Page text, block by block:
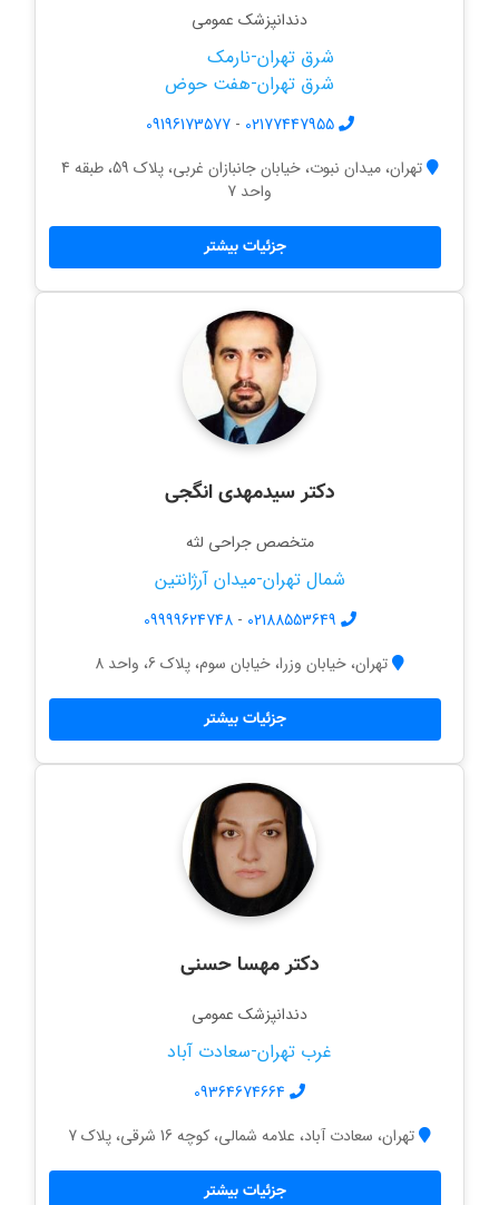
دندانپزشک عمومی
شرق تهران-نارمک
شرق تهران-هفت حوض
02177447955
-
09196173577
تهران، میدان نبوت، خیابان جانبازان غربی، پلاک 59، طبقه 4
واحد 7
جزئیات بیشتر
دکتر سیدمهدی انگجی
متخصص جراحی لثه
شمال تهران-میدان آرژانتین
02188553649
-
09999624748
تهران، خیابان وزرا، خیابان سوم، پلاک 6، واحد 8
جزئیات بیشتر
دکتر مهسا حسنی
دندانپزشک عمومی
غرب تهران-سعادت آباد
09364674664
تهران، سعادت آباد، علامه شمالی، کوچه 16 شرقی، پلاک 7
جزئیات بیشتر